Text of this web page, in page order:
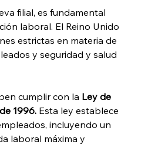
filial, es fundamental
laboral. El Reino Unido
estrictas en materia de
y seguridad y salud
cumplir con la Ley de
1996. Esta ley establece
incluyendo un
laboral máxima y